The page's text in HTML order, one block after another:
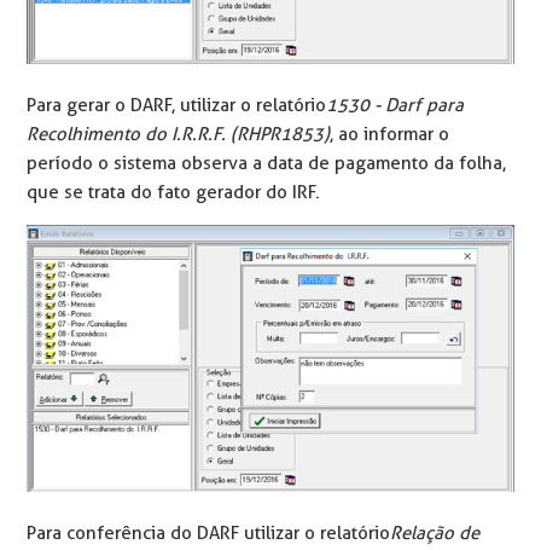
Para gerar o DARF, utilizar o relatório1530 - Darf para
Recolhimento do I.R.R.F. (RHPR1853), ao informar o
período o sistema observa a data de pagamento da folha,
que se trata do fato gerador do IRF.
Para conferência do DARF utilizar o relatórioRelação de